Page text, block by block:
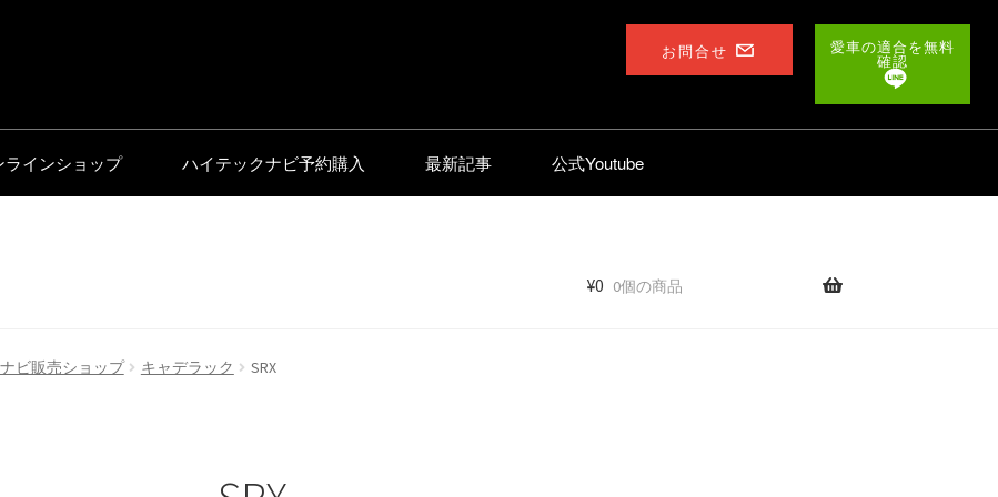
お問合せ 愛車の適合を無料
確認
ラインショップ ハイテックナビ予約購入 最新記事 公式Youtube
¥0 0個の商品
ビ販売ショップ キャデラック SRX